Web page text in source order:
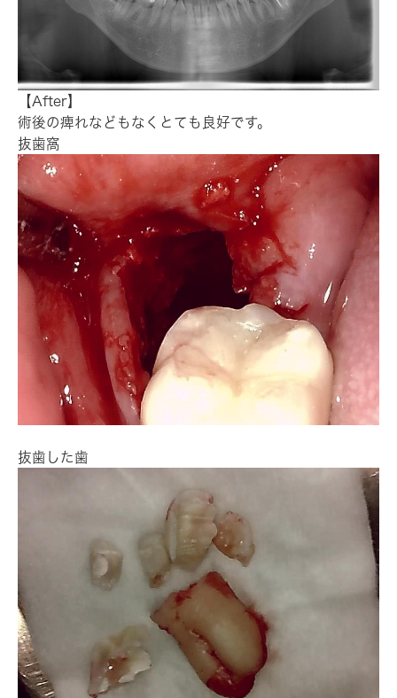
【After】
術後の痺れなどもなくとても良好です。
抜歯窩
抜歯した歯